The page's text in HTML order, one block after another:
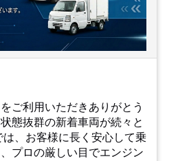
ご利用いただきありがとう
態抜群の新着車両が続々と
プロの厳しい目でエンジン